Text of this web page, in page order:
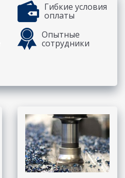
Гибкие условия
оплаты
Опытные
сотрудники